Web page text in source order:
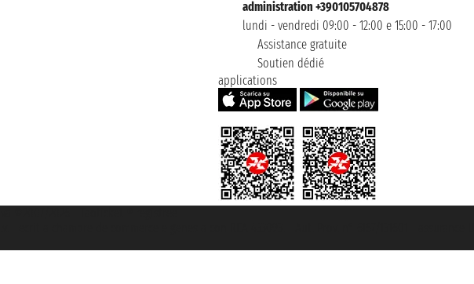
administration +390105704878
lundi - vendredi 09:00 - 12:00 e 15:00 - 17:00
Assistance gratuite
Soutien dédié
applications